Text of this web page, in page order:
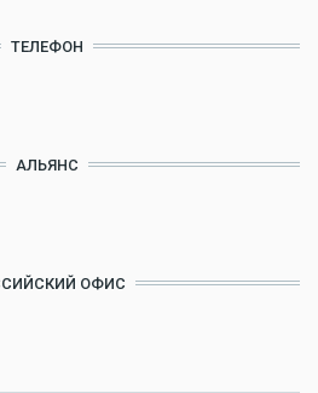
ТЕЛЕФОН
АЛЬЯНС
ОФИС